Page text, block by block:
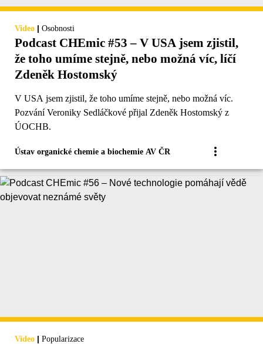
Video | Osobnosti
Podcast CHEmic #53 – V USA jsem zjistil,
že toho umíme stejně, nebo možná víc, líčí
Zdeněk Hostomský
V USA jsem zjistil, že toho umíme stejně, nebo možná víc.
Pozvání Veroniky Sedláčkové přijal Zdeněk Hostomský z
ÚOCHB.
Ústav organické chemie a biochemie AV ČR
Video | Popularizace